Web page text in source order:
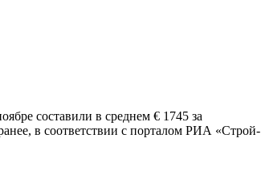
составили в среднем € 1745 за
в соответствии с порталом РИА «Строй-